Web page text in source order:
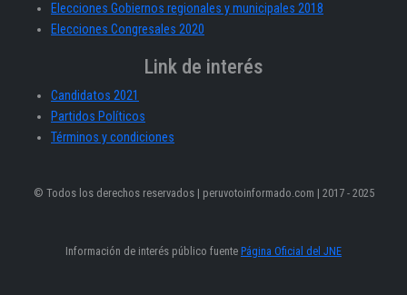
Elecciones Gobiernos regionales y municipales 2018
Elecciones Congresales 2020
Link de interés
Candidatos 2021
Partidos Políticos
Términos y condiciones
© Todos los derechos reservados | peruvotoinformado.com | 2017 - 2025
Información de interés público fuente Página Oficial del JNE